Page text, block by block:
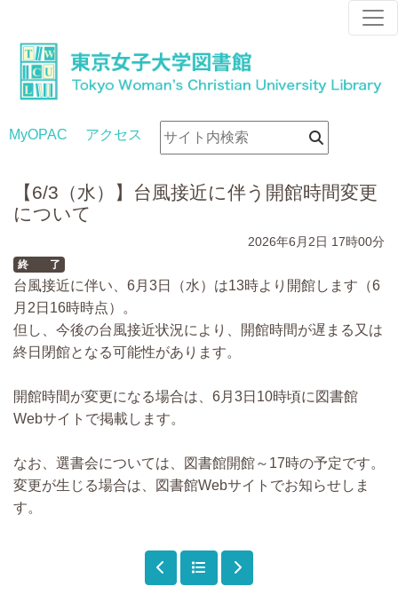
MyOPAC アクセス
【6/3（水）】台風接近に伴う開館時間変更
について
2026年6月2日 17時00分
終 了
台風接近に伴い、6月3日（水）は13時より開館します（6
月2日16時時点）。
但し、今後の台風接近状況により、開館時間が遅まる又は
終日閉館となる可能性があります。
開館時間が変更になる場合は、6月3日10時頃に図書館
Webサイトで掲載します。
なお、選書会については、図書館開館～17時の予定です。
変更が生じる場合は、図書館Webサイトでお知らせしま
す。